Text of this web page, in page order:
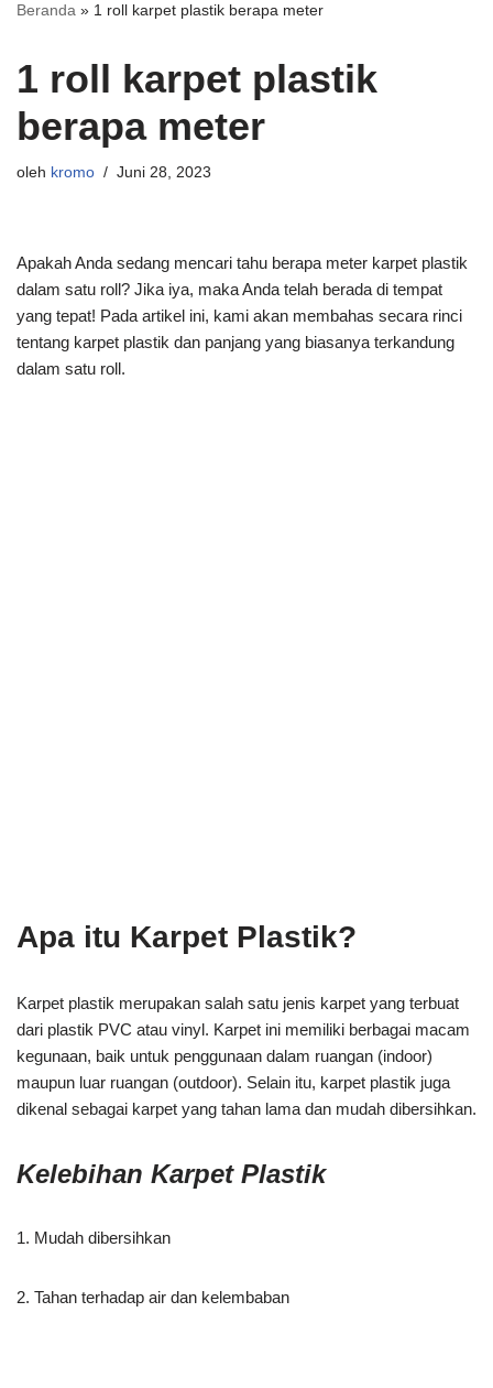
Beranda » 1 roll karpet plastik berapa meter
1 roll karpet plastik
berapa meter
oleh kromo Juni 28, 2023
Apakah Anda sedang mencari tahu berapa meter karpet plastik
dalam satu roll? Jika iya, maka Anda telah berada di tempat
yang tepat! Pada artikel ini, kami akan membahas secara rinci
tentang karpet plastik dan panjang yang biasanya terkandung
dalam satu roll.
Apa itu Karpet Plastik?
Karpet plastik merupakan salah satu jenis karpet yang terbuat
dari plastik PVC atau vinyl. Karpet ini memiliki berbagai macam
kegunaan, baik untuk penggunaan dalam ruangan (indoor)
maupun luar ruangan (outdoor). Selain itu, karpet plastik juga
dikenal sebagai karpet yang tahan lama dan mudah dibersihkan.
Kelebihan Karpet Plastik
1. Mudah dibersihkan
2. Tahan terhadap air dan kelembaban